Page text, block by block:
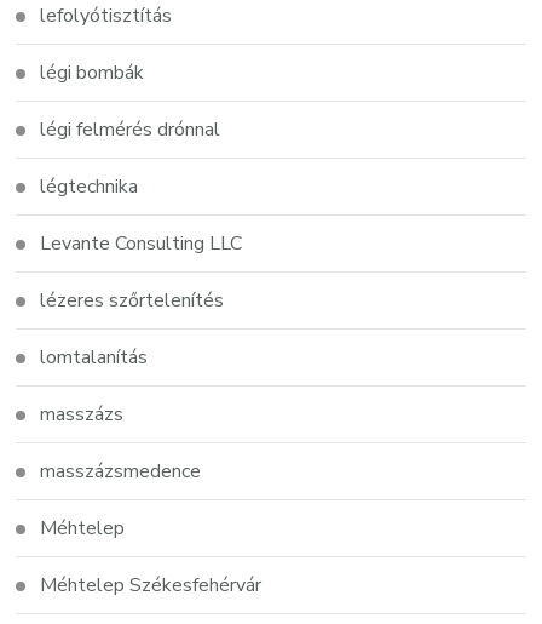
lefolyótisztítás
légi bombák
légi felmérés drónnal
légtechnika
Levante Consulting LLC
lézeres szőrtelenítés
lomtalanítás
masszázs
masszázsmedence
Méhtelep
Méhtelep Székesfehérvár